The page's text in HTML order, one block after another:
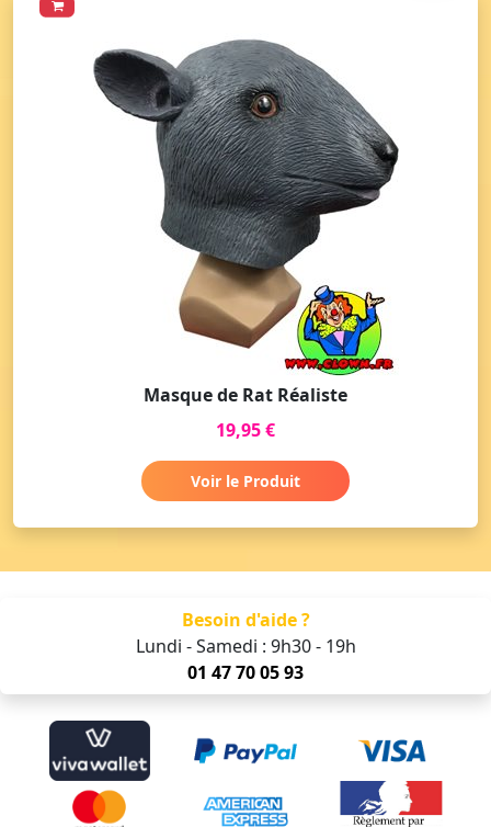
Masque de Rat Réaliste
19,95 €
Voir le Produit
Besoin d'aide ?
Lundi - Samedi : 9h30 - 19h
01 47 70 05 93